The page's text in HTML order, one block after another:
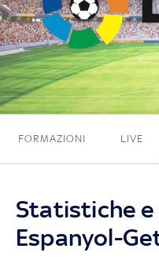
FORMAZIONI LIVE
Statistiche
Espanyol-